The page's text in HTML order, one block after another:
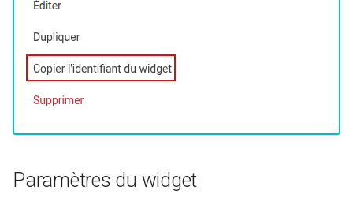
Paramètres du widget